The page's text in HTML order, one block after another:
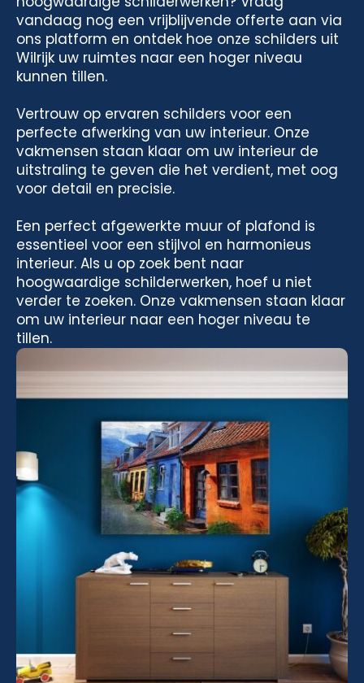
vandaag nog een vrijblijvende offerte aan via
ons platform en ontdek hoe onze schilders uit
Wilrijk uw ruimtes naar een hoger niveau
kunnen tillen.
Vertrouw op ervaren schilders voor een
perfecte afwerking van uw interieur. Onze
vakmensen staan klaar om uw interieur de
uitstraling te geven die het verdient, met oog
voor detail en precisie.
Een perfect afgewerkte muur of plafond is
essentieel voor een stijlvol en harmonieus
interieur. Als u op zoek bent naar
hoogwaardige schilderwerken, hoef u niet
verder te zoeken. Onze vakmensen staan klaar
om uw interieur naar een hoger niveau te
tillen.